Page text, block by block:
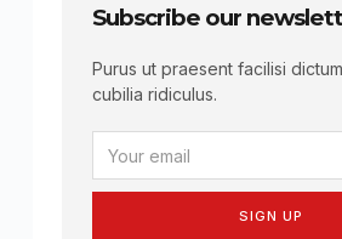
Subscribe our
Purus ut praesent facilisi
cubilia ridiculus.
SIGN UP